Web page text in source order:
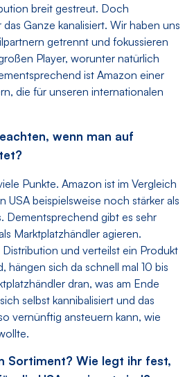
breit gestreut. Doch
Ganze kanalisiert. Wir haben uns
getrennt und fokussieren
Player, worunter natürlich
ist Amazon einer
die für unseren internationalen
wenn man auf
Punkte. Amazon ist im Vergleich
USA beispielsweise noch stärker als
Dementsprechend gibt es sehr
Marktplatzhändler agieren.
und verteilst ein Produkt
hängen sich da schnell mal 10 bis
dran, was am Ende
selbst kannibalisiert und das
vernünftig ansteuern kann, wie
Sortiment? Wie legt ihr fest,